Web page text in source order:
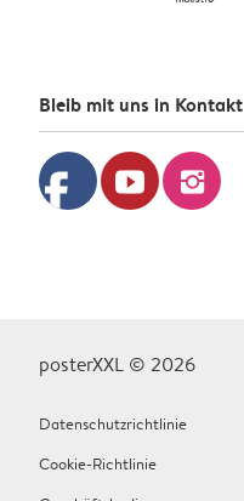
Bleib mit uns in Kontakt
facebook youtube instagram
posterXXL © 2026
Datenschutzrichtlinie
Cookie-Richtlinie